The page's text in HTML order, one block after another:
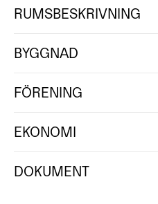
RUMSBESKRIVNING
BYGGNAD
FÖRENING
EKONOMI
DOKUMENT